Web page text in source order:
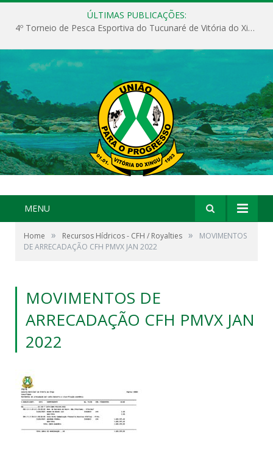
ÚLTIMAS PUBLICAÇÕES:
4º Torneio de Pesca Esportiva do Tucunaré de Vitória do Xingu
MENU
Home » Recursos Hídricos - CFH / Royalties »
MOVIMENTOS
DE ARRECADAÇÃO CFH PMVX JAN 2022
MOVIMENTOS DE
ARRECADAÇÃO CFH PMVX JAN
2022